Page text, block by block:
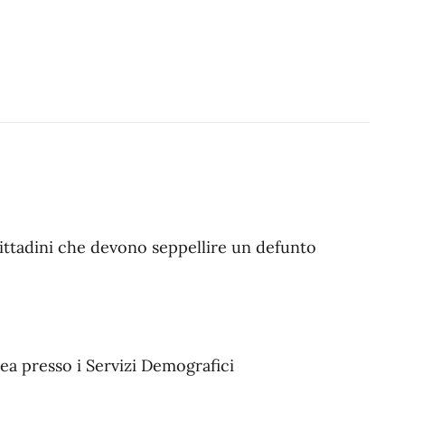
che devono seppellire un defunto
presso i Servizi Demografici